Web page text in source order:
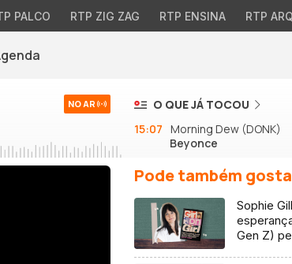
PALCO RTP ZIG ZAG RTP ENSINA RTP
NO AR
O QUE JÁ TOCOU
15:07 Morning Dew (DONK)
Beyonce
Pode também
Sophie
Gen Z)